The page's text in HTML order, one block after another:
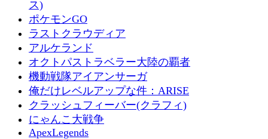
ス)
ポケモンGO
ラストクラウディア
アルケランド
オクトパストラベラー大陸の覇者
機動戦隊アイアンサーガ
俺だけレベルアップな件：ARISE
クラッシュフィーバー(クラフィ)
にゃんこ大戦争
ApexLegends